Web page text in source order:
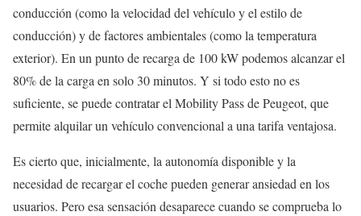
conducción (como la velocidad del vehículo y el estilo de
conducción) y de factores ambientales (como la temperatura
exterior). En un punto de recarga de 100 kW podemos alcanzar el
80% de la carga en solo 30 minutos. Y si todo esto no es
suficiente, se puede contratar el Mobility Pass de Peugeot, que
permite alquilar un vehículo convencional a una tarifa ventajosa.
Es cierto que, inicialmente, la autonomía disponible y la
necesidad de recargar el coche pueden generar ansiedad en los
usuarios. Pero esa sensación desaparece cuando se comprueba lo